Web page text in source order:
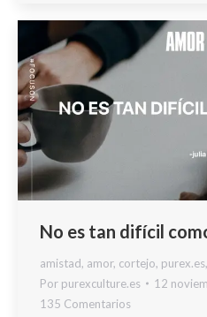
No es tan difícil
amistad, amor, cortejo, purex.es,
Por purexculture.es
12
135 Comentarios